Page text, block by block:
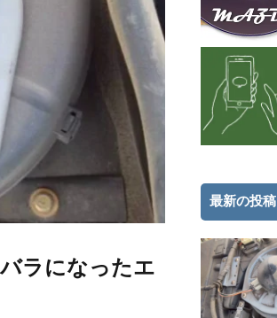
ラになったエ
最新の投稿